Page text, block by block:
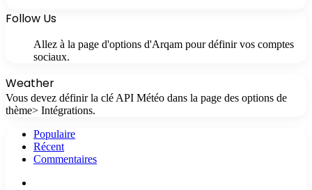
Follow Us
Allez à la page d'options d'Arqam pour définir vos comptes
sociaux.
Weather
Vous devez définir la clé API Météo dans la page des options de
thème> Intégrations.
Populaire
Récent
Commentaires